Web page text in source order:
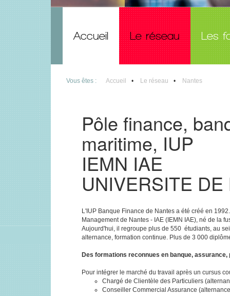
Accueil Le réseau Les
Vous êtes : Accueil Le réseau Nantes
Pôle finance,
maritime, IUP
IEMN IAE
UNIVERSITE
L'IUP Banque Finance de Nantes a été créé en
Management de Nantes - IAE (IEMN IAE), né de la
Aujourd'hui, il regroupe plus de 550 étudiants, au
alternance, formation continue. Plus de 3 000
Des formations reconnues en banque,
Pour intégrer le marché du travail après un cursus
Chargé de Clientèle des Particuliers
Conseiller Commercial Assurance